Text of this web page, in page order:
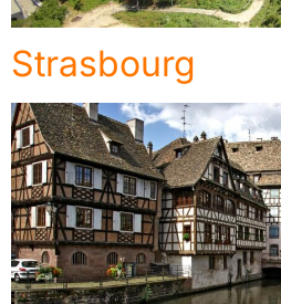
Strasbourg